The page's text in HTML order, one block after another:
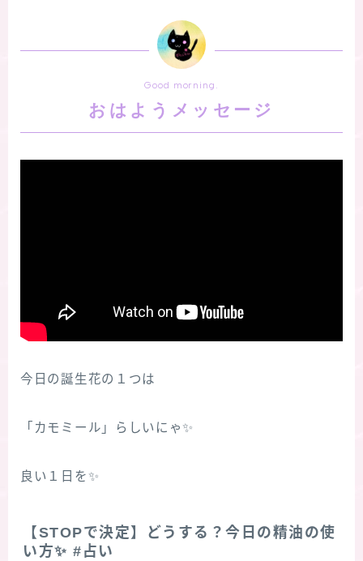
Good morning.
おはようメッセージ
今日の誕生花の１つは
「カモミール」らしいにゃ✨
良い１日を✨
【STOPで決定】どうする？今日の精油の使
い方✨ #占い